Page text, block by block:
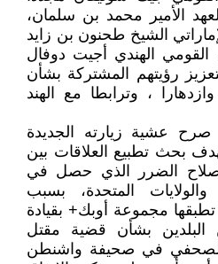
الأمير محمد بن سلمان،
الشيخ طحنون بن زايد
القومي الهندي أجيت دوفال
لتعزيز رؤيتهم المشتركة بشأن
، وترابطا مع الهند
عشية زيارته الجديدة
بحث تطبيع العلاقات بين
الضرر الذي حصل في
المتحدة، بسبب
مجموعة أوبك+ بقيادة
البلدين بشأن قضية مقتل
في صحيفة واشنطن